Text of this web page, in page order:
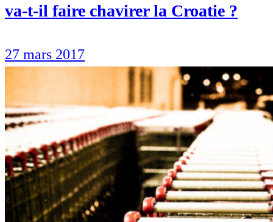
va-t-il faire chavirer la Croatie ?
27 mars 2017